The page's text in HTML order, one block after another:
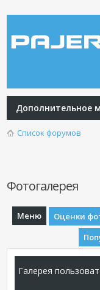
Дополнительное
Список форумов
Фотогалерея
Меню Оценки
Галерея